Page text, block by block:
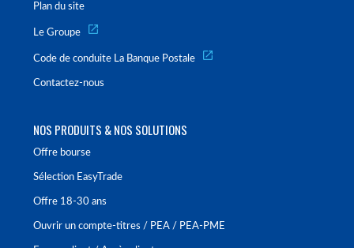
Plan du site
Le Groupe
Code de conduite La Banque Postale
Contactez-nous
NOS PRODUITS & NOS SOLUTIONS
Offre bourse
Sélection EasyTrade
Offre 18-30 ans
Ouvrir un compte-titres / PEA / PEA-PME